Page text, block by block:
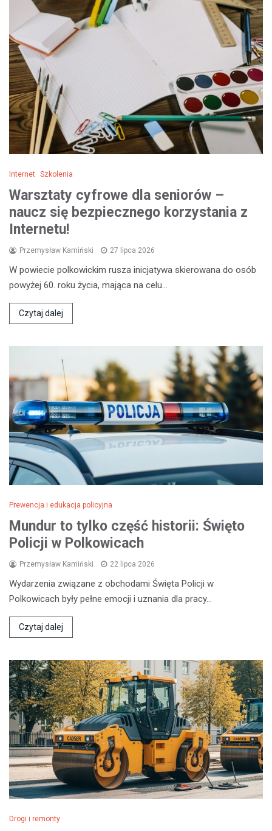
Internet Szkolenia
Warsztaty cyfrowe dla seniorów –
naucz się bezpiecznego korzystania z
Internetu!
Przemysław Kamiński 27 lipca 2026
W powiecie polkowickim rusza inicjatywa skierowana do osób
powyżej 60. roku życia, mająca na celu…
Czytaj dalej
Prewencja i edukacja policyjna
Mundur to tylko część historii: Święto
Policji w Polkowicach
Przemysław Kamiński 22 lipca 2026
Wydarzenia związane z obchodami Święta Policji w
Polkowicach były pełne emocji i uznania dla pracy…
Czytaj dalej
Drogi i remonty